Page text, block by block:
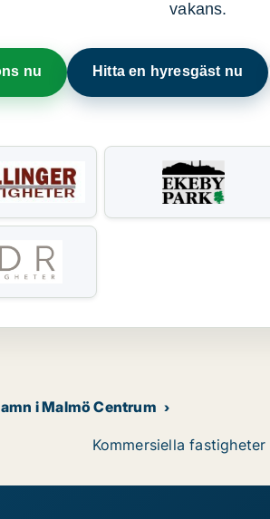
vakans.
nu Hitta en hyresgäst nu
i Malmö Centrum